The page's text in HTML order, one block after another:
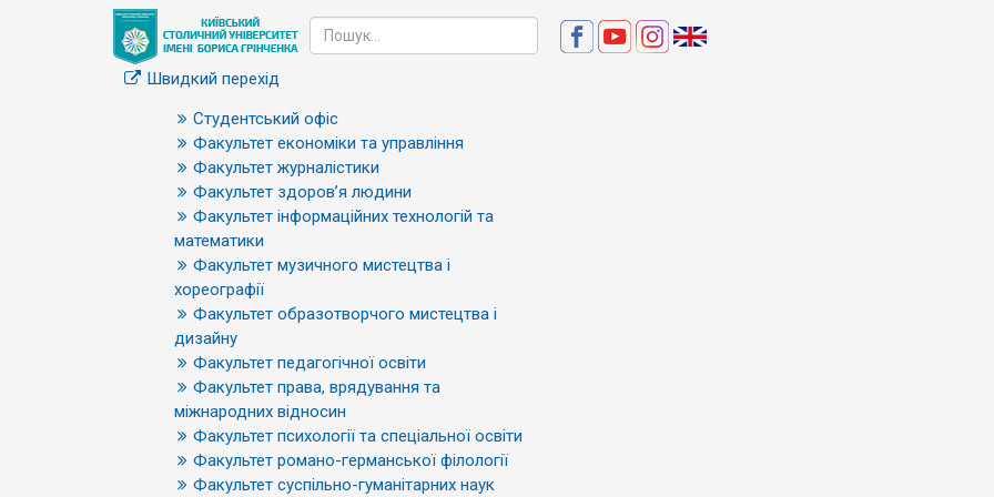
Швидкий перехід
Студентський офіс
Факультет економіки та управління
Факультет журналістики
Факультет здоров’я людини
Факультет інформаційних технологій та
математики
Факультет музичного мистецтва і
хореографії
Факультет образотворчого мистецтва і
дизайну
Факультет педагогічної освіти
Факультет права, врядування та
міжнародних відносин
Факультет психології та спеціальної освіти
Факультет романо-германської філології
Факультет суспільно-гуманітарних наук